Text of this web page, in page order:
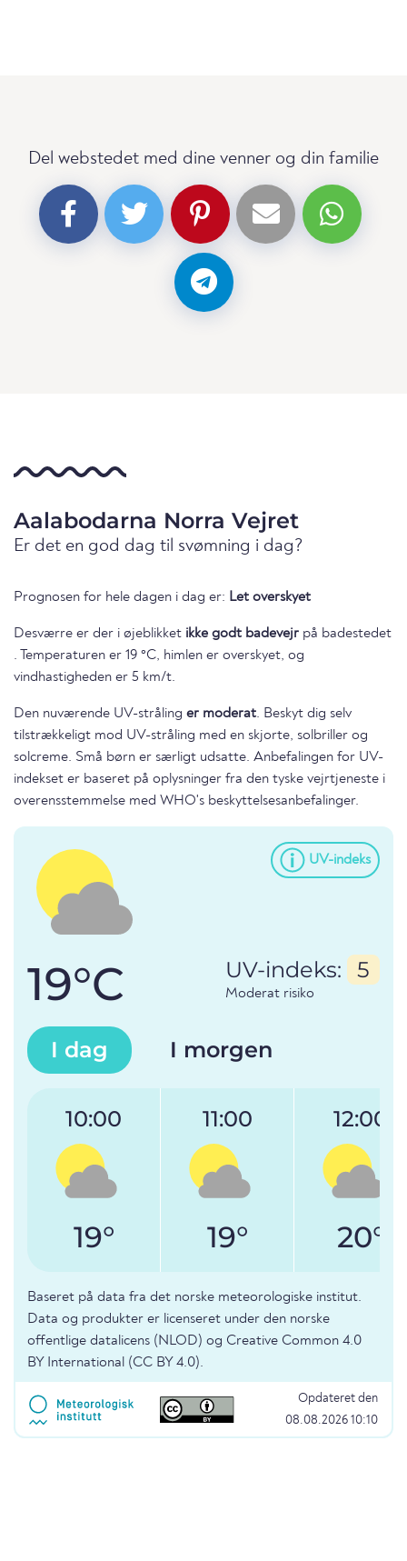
Del webstedet med dine venner og din familie
Aalabodarna Norra Vejret
Er det en god dag til svømning i dag?
Prognosen for hele dagen i dag er: Let overskyet
Desværre er der i øjeblikket ikke godt badevejr på badestedet
. Temperaturen er 19 °C, himlen er overskyet, og
vindhastigheden er 5 km/t.
Den nuværende UV-stråling er moderat. Beskyt dig selv
tilstrækkeligt mod UV-stråling med en skjorte, solbriller og
solcreme. Små børn er særligt udsatte. Anbefalingen for UV-
indekset er baseret på oplysninger fra den tyske vejrtjeneste i
overensstemmelse med WHO's beskyttelsesanbefalinger.
UV-indeks
19°C UV-indeks: 5
Moderat risiko
I dag I morgen
10:00
19°
11:00
19°
12:00
20°
Baseret på data fra det norske meteorologiske institut.
Data og produkter er licenseret under den norske
offentlige datalicens (NLOD) og Creative Common 4.0
BY International (CC BY 4.0).
Opdateret den
08.08.2026 10:10